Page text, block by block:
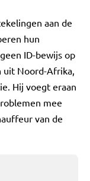
aan de
hun
ID-bewijs op
uit Noord-Afrika,
Hij voegt eraan
mee
van de